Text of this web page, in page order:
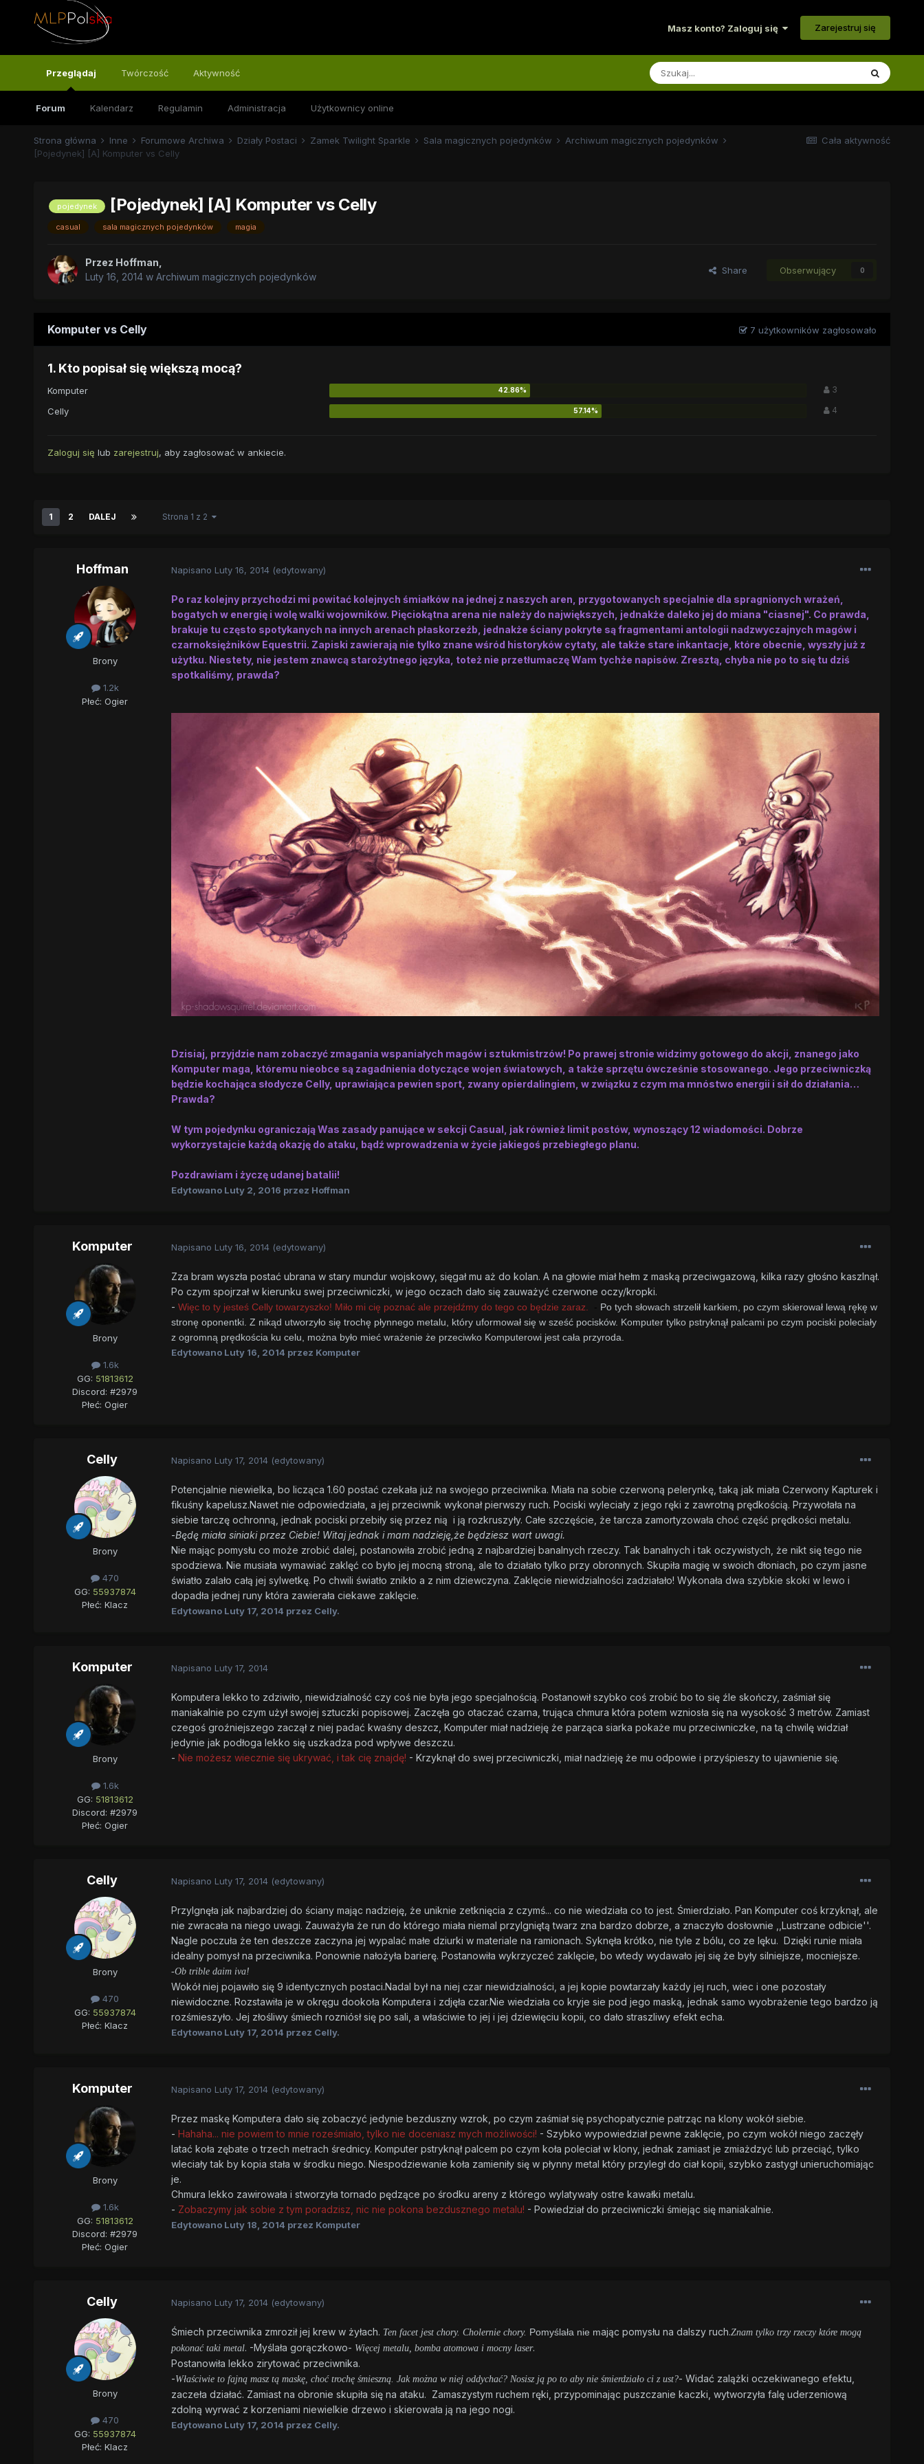
Masz konto? Zaloguj się Zarejestruj się
Przeglądaj
Forum Kalendarz Regulamin Administracja Użytkownicy online
Twórczość Aktywność
Cała aktywność
Strona główna Inne Forumowe Archiwa Działy Postaci Zamek Twilight Sparkle Sala magicznych pojedynków
Archiwum magicznych pojedynków
[Pojedynek] [A] Komputer vs Celly
pojedynek [Pojedynek] [A] Komputer vs Celly
casual sala magicznych pojedynków magia
Przez Hoffman
Luty 16, 2014w Archiwum magicznych pojedynków
Share Obserwujący 0
Komputer vs Celly 7 użytkowników zagłosowało
1. Kto popisał się większą mocą?
Komputer 3
Celly 4
Zaloguj się lub zarejestruj, aby zagłosować w ankiecie.
1 2 DALEJ Strona 1 z 2
Hoffman
Brony
1.2k
Płeć: Ogier
Napisano Luty 16, 2014 (edytowany)
Po raz kolejny przychodzi mi powitać kolejnych śmiałków na jednej z naszych aren, przygotowanych specjalnie dla spragnionych wrażeń,
bogatych w energię i wolę walki wojowników. Pięciokątna arena nie należy do największych, jednakże daleko jej do miana "ciasnej". Co prawda,
brakuje tu często spotykanych na innych arenach płaskorzeźb, jednakże ściany pokryte są fragmentami antologii nadzwyczajnych magów i
czarnoksiężników Equestrii. Zapiski zawierają nie tylko znane wśród historyków cytaty, ale także stare inkantacje, które obecnie, wyszły już z
użytku. Niestety, nie jestem znawcą starożytnego języka, toteż nie przetłumaczę Wam tychże napisów. Zresztą, chyba nie po to się tu dziś
spotkaliśmy, prawda?
Dzisiaj, przyjdzie nam zobaczyć zmagania wspaniałych magów i sztukmistrzów! Po prawej stronie widzimy gotowego do akcji, znanego jako
Komputer maga, któremu nieobce są zagadnienia dotyczące wojen światowych, a także sprzętu ówcześnie stosowanego. Jego przeciwniczką
będzie kochająca słodycze Celly, uprawiająca pewien sport, zwany opierdalingiem, w związku z czym ma mnóstwo energii i sił do działania…
Prawda?
W tym pojedynku ograniczają Was zasady panujące w sekcji Casual, jak również limit postów, wynoszący 12 wiadomości. Dobrze
wykorzystajcie każdą okazję do ataku, bądź wprowadzenia w życie jakiegoś przebiegłego planu.
Pozdrawiam i życzę udanej batalii!
Edytowano Luty 2, 2016 przez Hoffman
Komputer
Brony
1.6k
GG: 51813612
Discord: #2979
Płeć: Ogier
Napisano Luty 16, 2014 (edytowany)
Zza bram wyszła postać ubrana w stary mundur wojskowy, sięgał mu aż do kolan. A na głowie miał hełm z maską przeciwgazową, kilka razy głośno kaszlnął.
Po czym spojrzał w kierunku swej przeciwniczki, w jego oczach dało się zauważyć czerwone oczy/kropki.
- Więc to ty jesteś Celly towarzyszko! Miło mi cię poznać ale przejdźmy do tego co będzie zaraz.
Po tych słowach strzelił karkiem, po czym skierował lewą rękę w
stronę oponentki. Z nikąd utworzyło się trochę płynnego metalu, który uformował się w sześć pocisków. Komputer tylko pstryknął palcami po czym pociski poleciały
z ogromną prędkościa ku celu, można było mieć wrażenie że przeciwko Komputerowi jest cała przyroda.
Edytowano Luty 16, 2014 przez Komputer
Celly
Brony
470
GG: 55937874
Płeć: Klacz
Napisano Luty 17, 2014 (edytowany)
Potencjalnie niewielka, bo licząca 1.60 postać czekała już na swojego przeciwnika. Miała na sobie czerwoną pelerynkę, taką jak miała Czerwony Kapturek i
fikuśny kapelusz.Nawet nie odpowiedziała, a jej przeciwnik wykonał pierwszy ruch. Pociski wyleciały z jego ręki z zawrotną prędkością. Przywołała na
siebie tarczę ochronną, jednak pociski przebiły się przez nią i ją rozkruszyły. Całe szczęście, że tarcza zamortyzowała choć część prędkości metalu.
-Będę miała siniaki przez Ciebie! Witaj jednak i mam nadzieję,że będziesz wart uwagi.
Nie mając pomysłu co może zrobić dalej, postanowiła zrobić jedną z najbardziej banalnych rzeczy. Tak banalnych i tak oczywistych, że nikt się tego nie
spodziewa. Nie musiała wymawiać zaklęć co było jej mocną stroną, ale to działało tylko przy obronnych. Skupiła magię w swoich dłoniach, po czym jasne
światło zalało całą jej sylwetkę. Po chwili światło znikło a z nim dziewczyna. Zaklęcie niewidzialności zadziałało! Wykonała dwa szybkie skoki w lewo i
dopadła jednej runy która zawierała ciekawe zaklęcie.
Edytowano Luty 17, 2014 przez Celly.
Komputer
Brony
1.6k
GG: 51813612
Discord: #2979
Płeć: Ogier
Napisano Luty 17, 2014
Komputera lekko to zdziwiło, niewidzialność czy coś nie była jego specjalnością. Postanowił szybko coś zrobić bo to się źle skończy, zaśmiał się
maniakalnie po czym użył swojej sztuczki popisowej. Zaczęła go otaczać czarna, trująca chmura która potem wzniosła się na wysokość 3 metrów. Zamiast
czegoś groźniejszego zaczął z niej padać kwaśny deszcz, Komputer miał nadzieję że parząca siarka pokaże mu przeciwniczke, na tą chwilę widział
jedynie jak podłoga lekko się uszkadza pod wpływe deszczu.
- Nie możesz wiecznie się ukrywać, i tak cię znajdę! - Krzyknął do swej przeciwniczki, miał nadzieję że mu odpowie i przyśpieszy to ujawnienie się.
Celly
Brony
470
GG: 55937874
Płeć: Klacz
Napisano Luty 17, 2014 (edytowany)
Przylgnęła jak najbardziej do ściany mając nadzieję, że uniknie zetknięcia z czymś... co nie wiedziała co to jest. Śmierdziało. Pan Komputer coś krzyknął, ale
nie zwracała na niego uwagi. Zauważyła że run do którego miała niemal przylgniętą twarz zna bardzo dobrze, a znaczyło dosłownie ,,Lustrzane odbicie''.
Nagle poczuła że ten deszcze zaczyna jej wypalać małe dziurki w materiale na ramionach. Syknęła krótko, nie tyle z bólu, co ze lęku. Dzięki runie miała
idealny pomysł na przeciwnika. Ponownie nałożyła barierę. Postanowiła wykrzyczeć zaklęcie, bo wtedy wydawało jej się że były silniejsze, mocniejsze.
-Ob trible daim iva!
Wokół niej pojawiło się 9 identycznych postaci.Nadal był na niej czar niewidzialności, a jej kopie powtarzały każdy jej ruch, wiec i one pozostały
niewidoczne. Rozstawiła je w okręgu dookoła Komputera i zdjęła czar.Nie wiedziała co kryje sie pod jego maską, jednak samo wyobrażenie tego bardzo ją
rozśmieszyło. Jej złośliwy śmiech rozniósł się po sali, a właściwie to jej i jej dziewięciu kopii, co dało straszliwy efekt echa.
Edytowano Luty 17, 2014 przez Celly.
Komputer
Brony
1.6k
GG: 51813612
Discord: #2979
Płeć: Ogier
Napisano Luty 17, 2014 (edytowany)
Przez maskę Komputera dało się zobaczyć jedynie bezduszny wzrok, po czym zaśmiał się psychopatycznie patrząc na klony wokół siebie.
- Hahaha... nie powiem to mnie roześmiało, tylko nie doceniasz mych możliwości! - Szybko wypowiedział pewne zaklęcie, po czym wokół niego zaczęły
latać koła zębate o trzech metrach średnicy. Komputer pstryknął palcem po czym koła poleciał w klony, jednak zamiast je zmiażdzyć lub przeciąć, tylko
wleciały tak by kopia stała w środku niego. Niespodziewanie koła zamieniły się w płynny metal który przyległ do ciał kopii, szybko zastygł unieruchomiając
je.
Chmura lekko zawirowała i stworzyła tornado pędzące po środku areny z którego wylatywały ostre kawałki metalu.
- Zobaczymy jak sobie z tym poradzisz, nic nie pokona bezdusznego metalu! - Powiedział do przeciwniczki śmiejąc się maniakalnie.
Edytowano Luty 18, 2014 przez Komputer
Celly
Brony
470
GG: 55937874
Płeć: Klacz
Napisano Luty 17, 2014 (edytowany)
Śmiech przeciwnika zmroził jej krew w żyłach. Ten facet jest chory. Cholernie chory. Pomyślała nie mając pomysłu na dalszy ruch.Znam tylko trzy rzeczy które mogą
pokonać taki metal. -Myślała gorączkowo- Więcej metalu, bomba atomowa i mocny laser.
Postanowiła lekko zirytować przeciwnika.
-Właściwie to fajną masz tą maskę, choć trochę śmieszną. Jak można w niej oddychać? Nosisz ją po to aby nie śmierdziało ci z ust?- Widać zalążki oczekiwanego efektu,
zaczeła działać. Zamiast na obronie skupiła się na ataku. Zamaszystym ruchem ręki, przypominając puszczanie kaczki, wytworzyła falę uderzeniową
zdolną wyrwać z korzeniami niewielkie drzewo i skierowała ją na jego nogi.
Edytowano Luty 17, 2014 przez Celly.